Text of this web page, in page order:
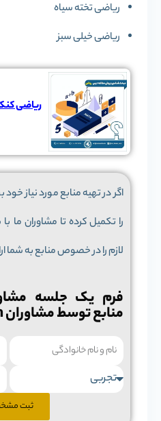
ریاضی تخته سیاه
ریاضی خیلی سبز
ریاضی
اگر در تهیه منابع مورد نیاز
را تکمیل کرده تا مشاوران ما
لازم را در خصوص منابع به شما
فرم یک جلسه
منابع توسط مشاوران IDNovin :
ثبت